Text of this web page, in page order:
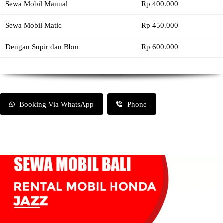
Sewa Mobil Manual Rp 400.000
Sewa Mobil Matic Rp 450.000
Dengan Supir dan Bbm Rp 600.000
Booking Via WhatsApp Phone